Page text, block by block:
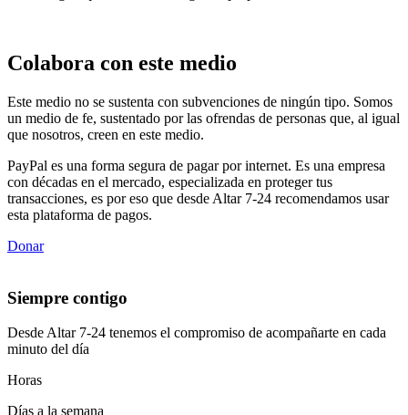
Colabora con este medio
Este medio no se sustenta con subvenciones de ningún tipo. Somos
un medio de fe, sustentado por las ofrendas de personas que, al igual
que nosotros, creen en este medio.
PayPal es una forma segura de pagar por internet. Es una empresa
con décadas en el mercado, especializada en proteger tus
transacciones, es por eso que desde Altar 7-24 recomendamos usar
esta plataforma de pagos.
Donar
Siempre contigo
Desde Altar 7-24 tenemos el compromiso de acompañarte en cada
minuto del día
Horas
Días a la semana